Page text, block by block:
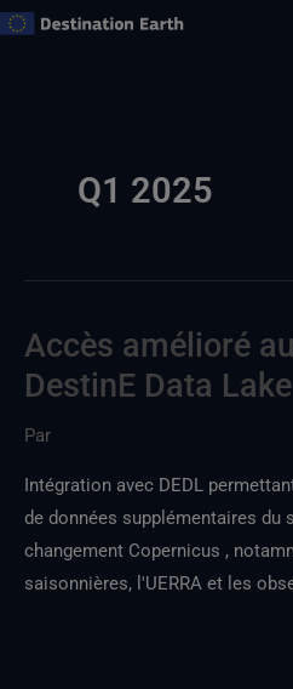
Skip
Q1 2025
Accès amélioré
DestinE Data Lake
Par
Intégration avec DEDL
de données supplémentaires du
changement Copernicus ,
saisonnières, l'UERRA et les
Accès
amélioré
données
le
lac